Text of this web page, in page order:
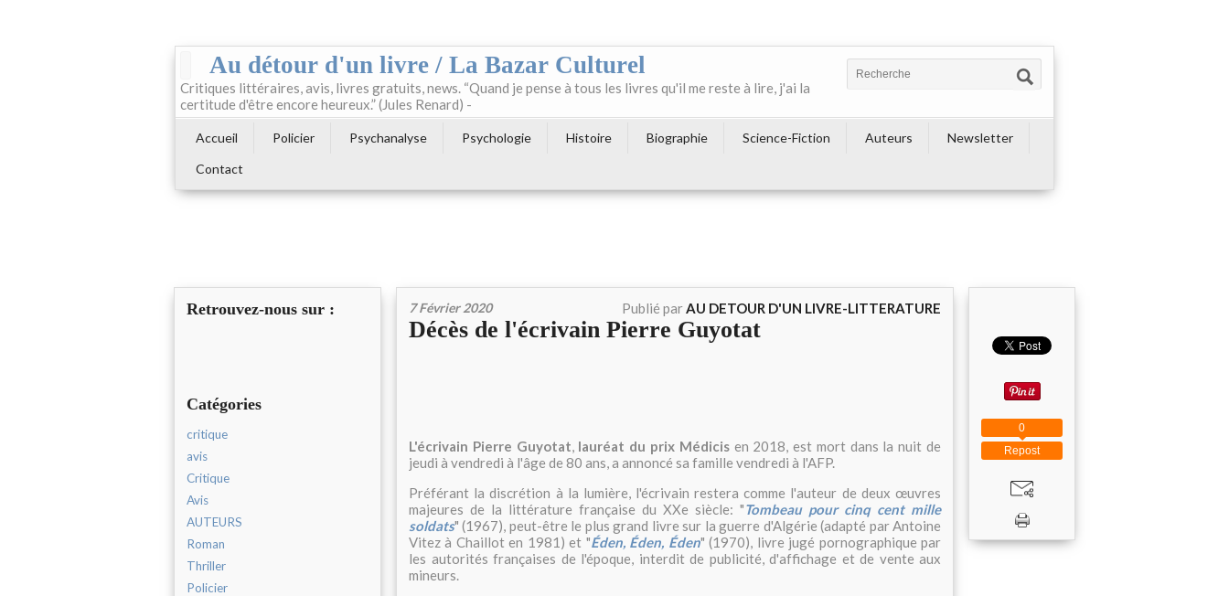
Au détour d'un livre / La Bazar Culturel
Critiques littéraires, avis, livres gratuits, news. “Quand je pense à tous les livres qu'il me reste à lire, j'ai la
certitude d'être encore heureux.” (Jules Renard) -
Accueil Policier Psychanalyse Psychologie Histoire Biographie Science-Fiction Auteurs
Newsletter
Contact
Retrouvez-nous sur :
Catégories
critique
avis
Critique
Avis
AUTEURS
Roman
Thriller
Policier
7 Février 2020 Publié parAU DETOUR D'UN LIVRE-LITTERATURE
Décès de l'écrivain Pierre Guyotat
L'écrivain Pierre Guyotat, lauréat du prix Médicisen 2018, est mort dans la nuit de
jeudi à vendredi à l'âge de 80 ans, a annoncé sa famille vendredi à l'AFP.
Préférant la discrétion à la lumière, l'écrivain restera comme l'auteur de deux œuvres
majeures de la littérature française du XXe siècle: "Tombeau pour cinq cent mille
soldats" (1967), peut-être le plus grand livre sur la guerre d'Algérie (adapté par Antoine
Vitez à Chaillot en 1981) et "Éden, Éden, Éden" (1970), livre jugé pornographique par
les autorités françaises de l'époque, interdit de publicité, d'affichage et de vente aux
mineurs.
Repost
0